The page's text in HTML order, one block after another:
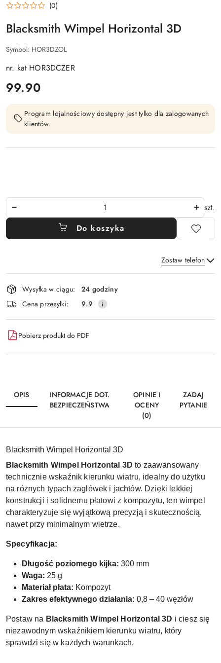
(0)
Blacksmith Wimpel Horizontal 3D
Symbol: HOR3DZOL
nr. kat HOR3DCZER
cena:
99.90
Program lojalnościowy dostępny jest tylko dla zalogowanych
klientów.
szt.
Do koszyka
Zostaw telefon
Wyślij
Dostępność
i
dostawa
Wysyłka w ciągu:
24 godziny
Cena przesyłki:
9.9
Pobierz produkt do PDF
OPIS
INFORMACJE DOT.
BEZPIECZEŃSTWA
OPINIE I
OCENY
(0)
ZADAJ
PYTANIE
Blacksmith Wimpel Horizontal 3D
Blacksmith Wimpel Horizontal 3D to zaawansowany
technicznie wskaźnik kierunku wiatru, idealny do użytku
na różnych typach żaglówek i jachtów. Dzięki lekkiej
konstrukcji i solidnemu płatowi z kompozytu, ten wimpel
charakteryzuje się wyjątkową precyzją i skutecznością,
nawet przy minimalnym wietrze.
Specyfikacja:
Długość poziomego kijka: 300 mm
Waga: 25 g
Materiał płata: Kompozyt
Zakres efektywnego działania: 0,8 – 40 węzłów
Postaw na Blacksmith Wimpel Horizontal 3D i ciesz się
niezawodnym wskaźnikiem kierunku wiatru, który
sprawdzi się w każdych warunkach.